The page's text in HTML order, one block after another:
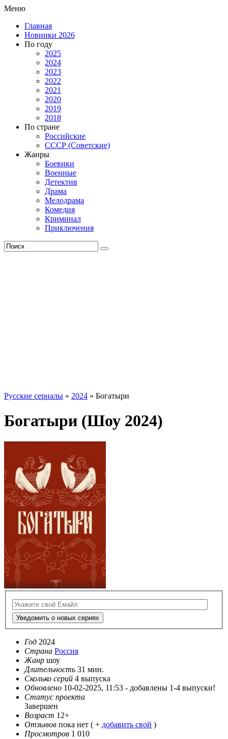
Меню
Главная
Новинки 2026
По году
2025
2024
2023
2022
2021
2020
2019
2018
По стране
Российские
СССР (Советские)
Жанры
Боевики
Военные
Детектив
Драма
Мелодрама
Комедия
Криминал
Приключения
Русские сериалы » 2024 » Богатыри
Богатыри (Шоу 2024)
Уведомить о новых сериях
Год 2024
Страна Россия
Жанр шоу
Длительность 31 мин.
Сколько серий 4 выпуска
Обновлено 10-02-2025, 11:53 - добавлены 1-4 выпуски!
Статус проекта
Завершен
Возраст 12+
Отзывов пока нет ( + добавить свой )
Просмотров 1 010